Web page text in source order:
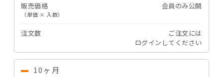
販売価格
（単価 × 入数）
会員のみ公開
注文数
ご注文には
ログイン してください
10ヶ月